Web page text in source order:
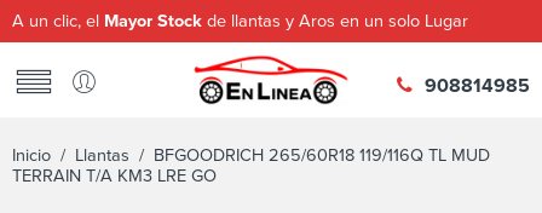
A un clic, el Mayor Stock de llantas y Aros en un solo Lugar
908814985
Inicio / Llantas / BFGOODRICH 265/60R18 119/116Q TL MUD
TERRAIN T/A KM3 LRE GO